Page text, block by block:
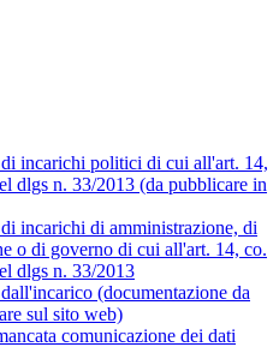
incarichi politici di cui all'art. 14,
dlgs n. 33/2013 (da pubblicare in
incarichi di amministrazione, di
o di governo di cui all'art. 14, co.
dlgs n. 33/2013
(documentazione da
sul sito web)
comunicazione dei dati